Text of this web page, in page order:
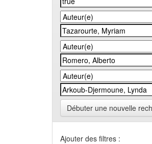
Débuter une nouvelle
Ajouter des filtres :